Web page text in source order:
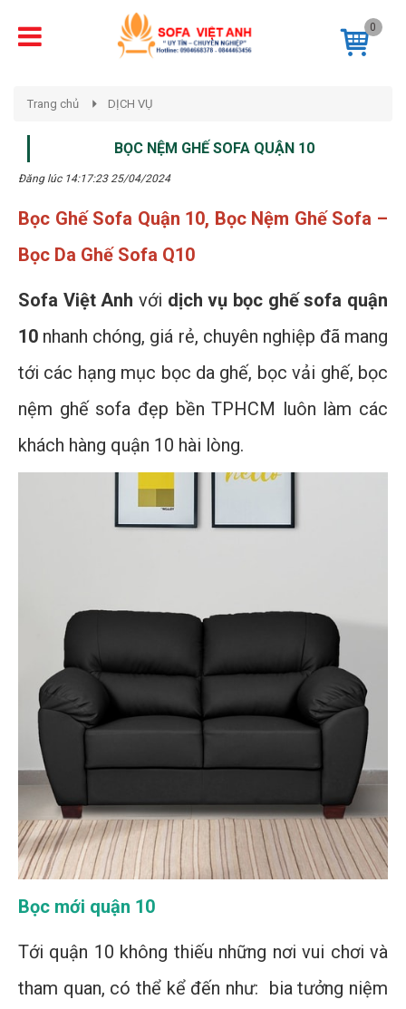
0
Trang chủ DỊCH VỤ
BỌC NỆM GHẾ SOFA QUẬN 10
Đăng lúc 14:17:23 25/04/2024
Bọc Ghế Sofa Quận 10, Bọc Nệm Ghế Sofa –
Bọc Da Ghế Sofa Q10
Sofa Việt Anh với dịch vụ bọc ghế sofa quận
10 nhanh chóng, giá rẻ, chuyên nghiệp đã mang
tới các hạng mục bọc da ghế, bọc vải ghế, bọc
nệm ghế sofa đẹp bền TPHCM luôn làm các
khách hàng quận 10 hài lòng.
Bọc mới quận 10
Tới quận 10 không thiếu những nơi vui chơi và
tham quan, có thể kể đến như: bia tưởng niệm